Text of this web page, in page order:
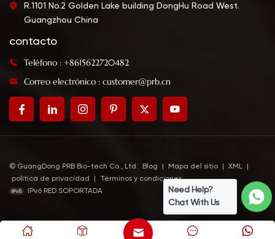
R.1101 No.2 Golden Lake building DongHu Road West.
Guangzhou China
contacto
Teléfono : +8615622720482
Correo electrónico : customer@prb.cn
© GuangDong PRB Bio-tech Co., Ltd. Blog Mapa del sitio XML
política de privacidad
Términos y condiciones
IPv6 RED SOPORTADA
Need Help?
Chat With Us